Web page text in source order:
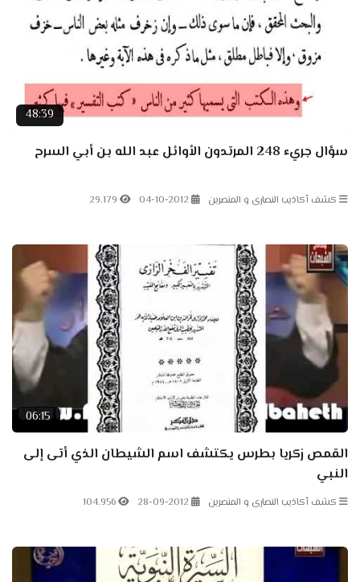
48:39
سؤال جريء 248 المرتدون الأوائل عبد الله بن أبي السرح
كشف أكاذيب النصارى و المنصرين 04-10-2012
29.179
06:15
القمص زكريا بطرس يكتشف اسم الشيطان الذي أتى إلى
النبي
كشف أكاذيب النصارى و المنصرين 28-09-2012
104.956